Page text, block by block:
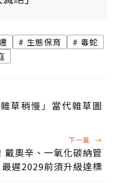
生態保育
毒蛇
草稍慢」當代雜草圖
下一篇 →
戴奧辛、一氧化碳納管
最遲2029前須升級達標